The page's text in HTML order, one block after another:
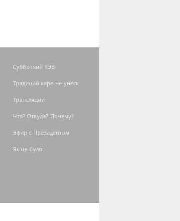
Субботний КЭБ
Традиций каре не унеск
Трансляции
Что? Откуда? Почему?
Эфир с Президентом
Як це було